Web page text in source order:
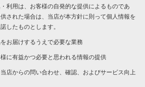
利用は、お客様の自発的な提供によるものであ
された場合は、当店が本方針に則って個人情報を
したものとします。
お届けするうえで必要な業務
に有益かつ必要と思われる情報の提供
店からの問い合わせ、確認、およびサービス向上